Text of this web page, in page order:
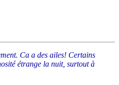
Ca a des ailes! Certains
étrange la nuit, surtout à